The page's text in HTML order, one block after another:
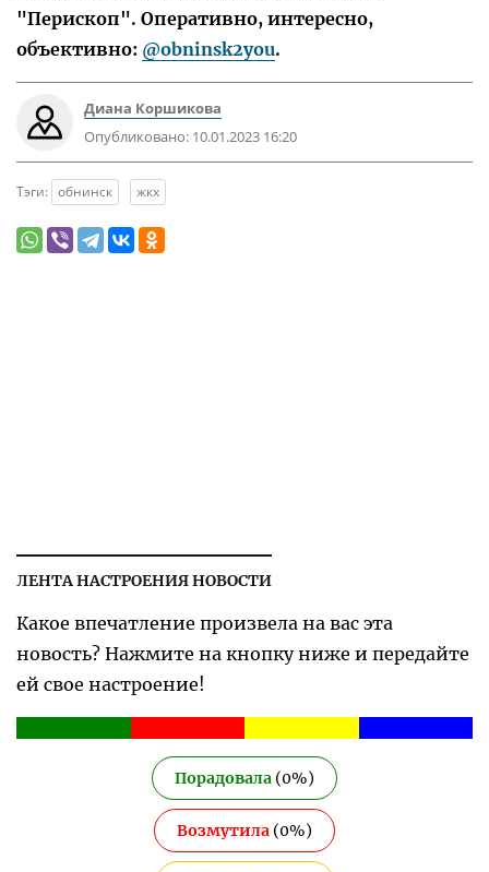
"Перископ". Оперативно, интересно,
объективно: @obninsk2you.
Диана Коршикова
Опубликовано: 10.01.2023 16:20
Тэги: обнинск жкх
ЛЕНТА НАСТРОЕНИЯ НОВОСТИ
Какое впечатление произвела на вас эта
новость? Нажмите на кнопку ниже и передайте
ей свое настроение!
Порадовала (0%)
Возмутила (0%)